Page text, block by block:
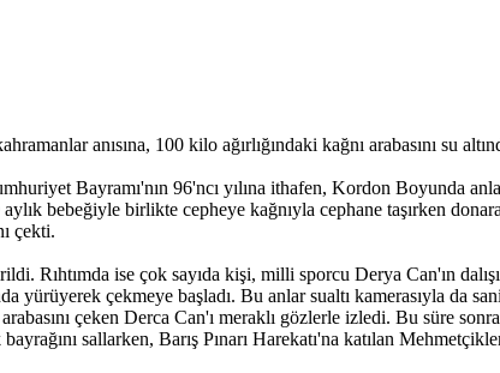
anısına, 100 kilo ağırlığındaki kağnı arabasını su
Bayramı'nın 96'ncı yılına ithafen, Kordon Boyunda
bebeğiyle birlikte cepheye kağnıyla cephane taşırken
çekti.
Rıhtımda ise çok sayıda kişi, milli sporcu Derya Can'ın
yürüyerek çekmeye başladı. Bu anlar sualtı kamerasıyla da
çeken Derca Can'ı meraklı gözlerle izledi. Bu süre
sallarken, Barış Pınarı Harekatı'na katılan